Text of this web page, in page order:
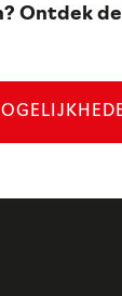
Ontdek